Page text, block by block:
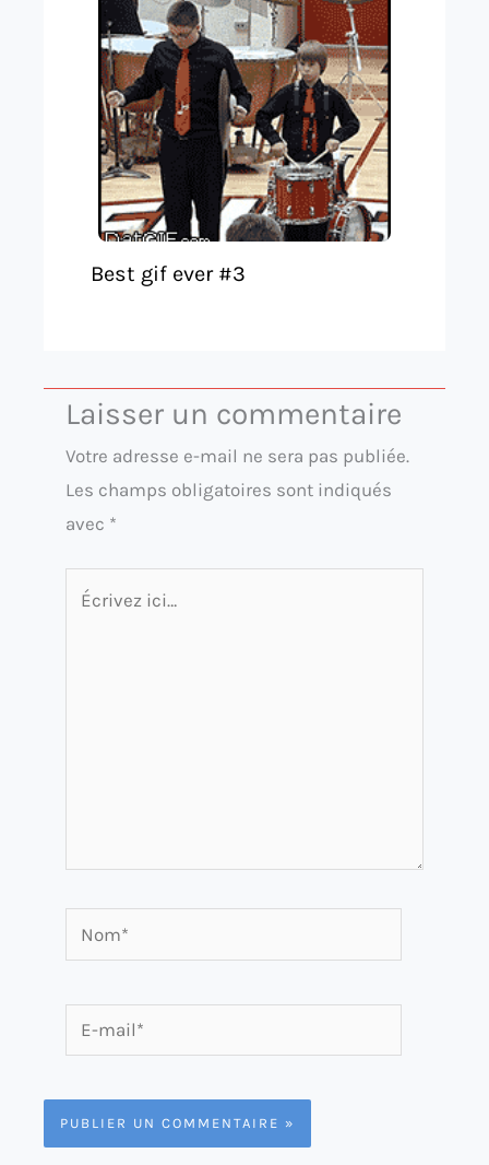
Best gif ever #3
Laisser un commentaire
Votre adresse e-mail ne sera pas publiée.
Les champs obligatoires sont indiqués
avec *
Écrivez
Nom*
mail*